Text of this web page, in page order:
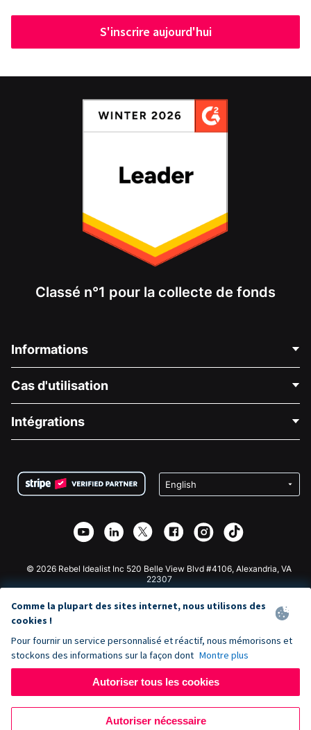
S'inscrire aujourd'hui
Classé n°1 pour la collecte de fonds
Informations
À propos de nous
Carrières
Confidentialité
Partenariat d'affiliation
Bibliothèque
Cas d'utilisation
Collecte de fonds médicale
Collecte de fonds caritative
Intégrations
Plugin de don Wix
Application de don Webflow
Don Joomla
© 2026 Rebel Idealist Inc 520 Belle View Blvd #4106, Alexandria, VA
22307
Comme la plupart des sites internet, nous utilisons des
cookies !
Pour fournir un service personnalisé et réactif, nous mémorisons et
stockons des informations sur la façon dont Montre plus
Autoriser tous les cookies
Autoriser nécessaire